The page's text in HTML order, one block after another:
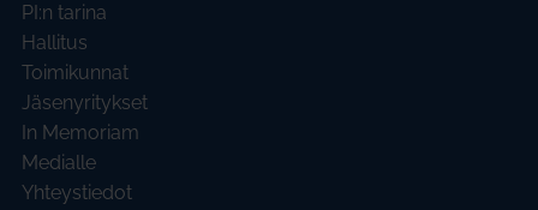
PI:n tarina
Hallitus
Toimikunnat
Jäsenyritykset
In Memoriam
Medialle
Yhteystiedot